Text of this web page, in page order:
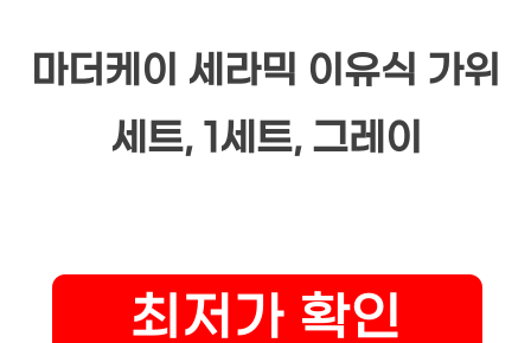
마더케이 세라믹 이유식 가위
세트, 1세트, 그레이